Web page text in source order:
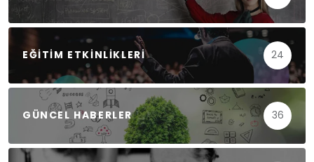
EĞITIM ETKINLIKLERI 24
GÜNCEL HABERLER 36